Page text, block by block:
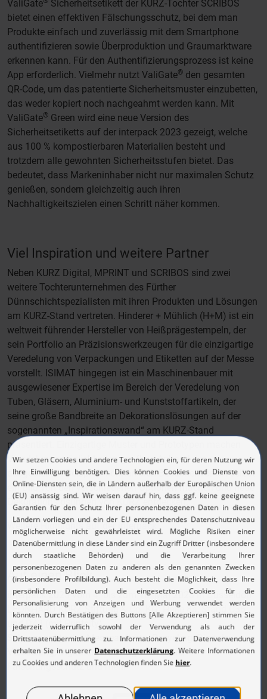
ValiGate
Sicherheitsetikett der KURZ-Tochter SCRIBOS
bietet einen effektiven Fälschungsschutz, bei dem man
Produkte einfach und zuverlässig mit dem Smartphone
authentifizieren sowie Überproduktion und Graumarktware
erkennen kann. Für den Authentifizierungsprozess ist keine
App erforderlich. Vielmehr nutzt ValiGate® den gesamten
QR-Code, um das patentierte Sicherheitsmuster einzubetten,
das weder kopiert noch nachgeahmt werden kann. Mit
ValiGate® Green wird eine neue Version des
Sicherheitsetiketts auf der interpack 2023 gezeigt, welche
aus 100 % kompostierbaren Materialien besteht und
trotzdem alle gewohnten Sicherheitsstufen bietet. Das
bedeutet, dass Markeninhaber nicht nur maximalen Schutz
genießen, sondern gleichzeitig auch ihren
Nachhaltigkeitszielen einen Schritt näher kommen.
Viel Inspiration und weitere Partner
Neben KURZ Digital, MPRINT und SCRIBOS sind zwei
weitere Tochterunternehmen des Fürther
Dünnschichtspezialisten mit ihren Produkten und Lösungen
am KURZ-Stand vertreten. Hinderer + Mühlich (H+M) ist ein
weltweit führender Hersteller von Heißprägestempeln, der
sein Portfolio an Präzisionswerkzeugen für die einzigartige
Veredelung von Verpackungen und Etiketten auf der Messe
vorstellt. ISIMAT hingegen ist ein Maschinenbauer mit
ausgewiesener Expertise im Bereich der Veredelung von
Tuben, Gläsern, Aluminium- und Kunststoffartikeln, der
seine große Bandbreite an Dekorationslösungen auf der
sogenannten „Inspirationswand“ am KURZ-Stand
präsentiert. Einzigartige Muster und Prototypen machen
Veredelungsmöglichkeiten greifbar. Anhand der
ausgestellten Beispiele können sich Besucher vor Ort selbst
ein Bild von den verschiedenen Optionen machen und neue
Dekorationslösungen von KURZ entdecken.
Weitere Highlights auf der interpack
Auf einen Blick
interpack 2023 vom 4. bis zum 10. Mai 2023 in Düsseldorf
LEONHARD KURZ Stiftung & Co. KG: Halle 8a, Stand C36
und D43 (mit Printcity)
Schwerpunkte des Messeauftritts: Recycling, Digitale
Veredelung, Digitaldruck, Design-Software,
Fälschungsschutz und mehr